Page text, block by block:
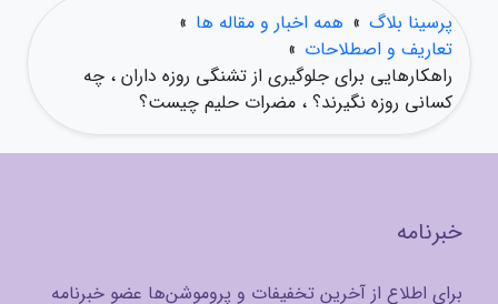
پرسینا بلاگ » همه اخبار و مقاله ها »
تعاریف و اصطلاحات »
راهکارهایی برای جلوگیری از تشنگی روزه داران ، چه
کسانی روزه نگیرند؟ ، مضرات حلیم چیست؟
خبرنامه
برای اطلاع از آخرین تخفیفات و پروموشن‌ها عضو خبرنامه